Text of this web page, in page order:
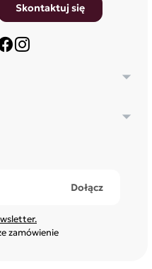


zamówienie
Skontaktuj się